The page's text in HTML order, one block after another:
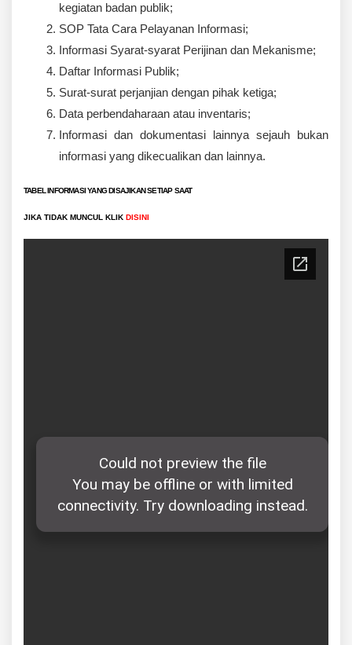
kegiatan badan publik;
SOP Tata Cara Pelayanan Informasi;
Informasi Syarat-syarat Perijinan dan Mekanisme;
Daftar Informasi Publik;
Surat-surat perjanjian dengan pihak ketiga;
Data perbendaharaan atau inventaris;
Informasi dan dokumentasi lainnya sejauh bukan
informasi yang dikecualikan dan lainnya.
TABEL INFORMASI YANG DISAJIKAN SETIAP SAAT
JIKA TIDAK MUNCUL KLIK DISINI